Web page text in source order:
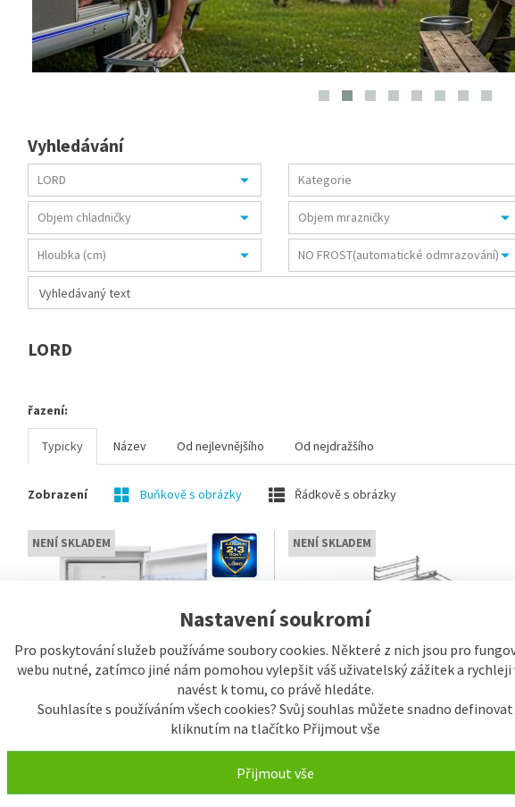
Nastavení soukromí
Pro poskytování služeb používáme soubory cookies. Některé z nich jsou pro
webu nutné, zatímco jiné nám pomohou vylepšit váš uživatelský zážitek a rychleji
navést k tomu, co právě hledáte.
Souhlasíte s používáním všech cookies? Svůj souhlas můžete snadno definovat
kliknutím na tlačítko Přijmout vše
Přijmout vše
Vyhledávání
LORD
řazení:
Typicky Název Od nejlevnějšího Od nejdražšího
Zobrazení Buňkově s obrázky Řádkově s obrázky
NENÍ SKLADEM
LORD R3 4.GN Kombinovaná
jednodveřová chladnička
6.199 Kč
NENÍ SKLADEM
LORD 3 - stupňové teleskopické výsuvy
(P+L)
3.999